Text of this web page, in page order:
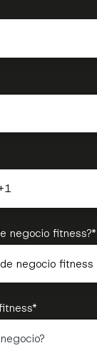
negocio fitness?*
*